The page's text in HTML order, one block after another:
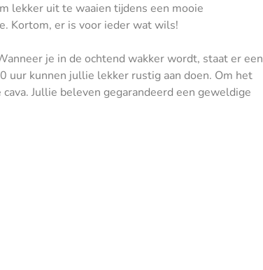
lekker uit te waaien tijdens een mooie
Kortom, er is voor ieder wat wils!
je in de ochtend wakker wordt, staat er een
uur kunnen jullie lekker rustig aan doen. Om het
Jullie beleven gegarandeerd een geweldige